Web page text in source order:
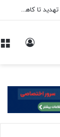
روش‌های جلوگیری از حملات Zero-Day؛ از شناسایی تهدید تا کاهش ریسک